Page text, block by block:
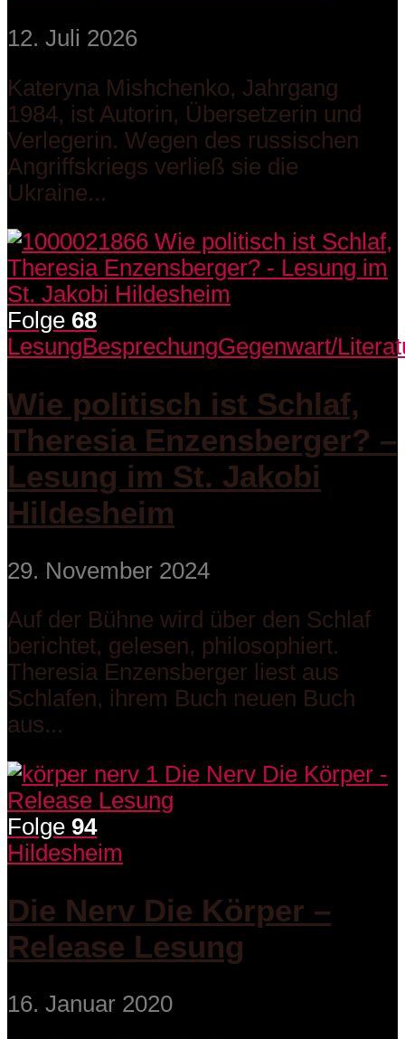
12. Juli 2026
Kateryna Mishchenko, Jahrgang
1984, ist Autorin, Übersetzerin und
Verlegerin. Wegen des russischen
Angriffskriegs verließ sie die
Ukraine...
Folge 68
LesungBesprechungGegenwart/
Wie politisch ist Schlaf,
Theresia Enzensberger? –
Lesung im St. Jakobi
Hildesheim
29. November 2024
Auf der Bühne wird über den Schlaf
berichtet, gelesen, philosophiert.
Theresia Enzensberger liest aus
Schlafen, ihrem Buch neuen Buch
aus...
Folge 94
Hildesheim
Die Nerv Die Körper –
Release Lesung
16. Januar 2020